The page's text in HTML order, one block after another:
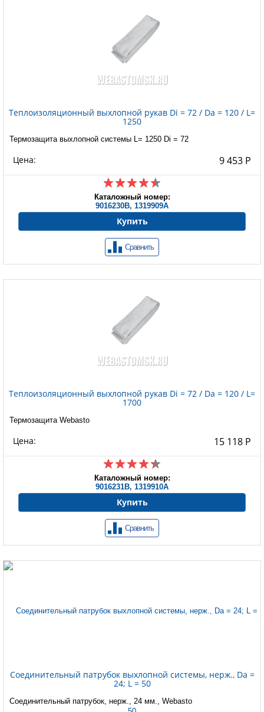
Теплоизоляционный выхлопной рукав Di = 72 / Da = 120 / L=
1250
Термозащита выхлопной системы L= 1250 Di = 72
Цена: 9 453 Р
Каталожный номер:
9016230B, 1319909A
Купить
Сравнить
Теплоизоляционный выхлопной рукав Di = 72 / Da = 120 / L=
1700
Термозащита Webasto
Цена: 15 118 Р
Каталожный номер:
9016231B, 1319910A
Купить
Сравнить
Соединительный патрубок выхлопной системы, нерж., Da =
24; L = 50
Соединительный патрубок, нерж., 24 мм., Webasto